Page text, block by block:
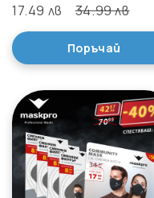
17.49 лв
34.99 лв
Поръчай